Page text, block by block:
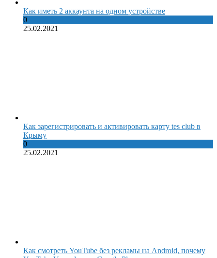
Как иметь 2 аккаунта на одном устройстве
0
25.02.2021
Как зарегистрировать и активировать карту tes club в
Крыму
0
25.02.2021
Как смотреть YouTube без рекламы на Android, почему